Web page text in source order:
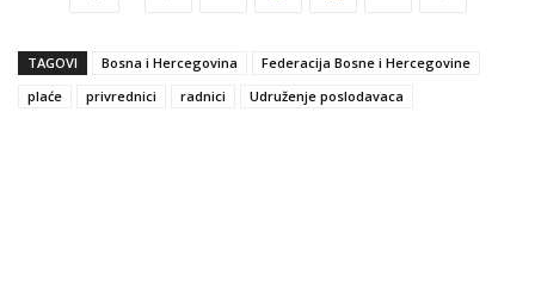
TAGOVI Bosna i Hercegovina
Federacija Bosne i Hercegovine
plaće
privrednici radnici Udruženje poslodavaca